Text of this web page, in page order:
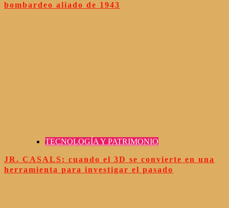
bombardeo aliado de 1943
TECNOLOGÍA Y PATRIMONIO
JR. CASALS: cuando el 3D se convierte en una
herramienta para investigar el pasado